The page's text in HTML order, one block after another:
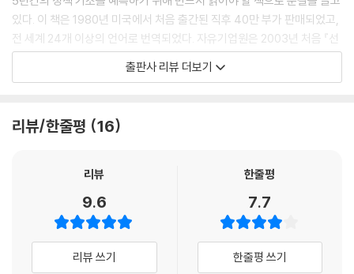
부록A 1928년의 미국 사회당 강령
부록B 연방정부세출제한을 위한 개헌안
주석
있다. 이 책은 1980년 미국에서 처음 출간된 직후 40만 부가 판매되었고,
전 세계 24개 이상의 언어로 번역되었다. 자유기업원은 2003년 처음 『선
택할 자유』 번역서를 출간했다. 그러다 최근 경제 도서를 처음 접하는 독자
들도 쉽게 읽을 수 있도록 문체를 가다듬고 세련된 디자인으로 리뉴얼하여
당시 경제학계의 주류였던 케인스주의를 정면으로 비판했다. 케인스는 정
국들을 사회주의로 이끌었다. 반면 프리드먼은 작은 정부와 자유를 강조하
며 자유주의와 시장경제를 옹호했다. 프리드먼은 세계 경제를 케인스주의
에서 벗어나게 할 대항마로 떠올랐다. 프리드먼의 이론은 사회적으로도 큰
반향을 일으켰다. 그의 이론은 레이건 정부의 정책에 영향을 끼치기도 했
출판사 리뷰 더보기
리뷰/한줄평 16
리뷰
9.6
리뷰 쓰기
한줄평
7.7
한줄평 쓰기